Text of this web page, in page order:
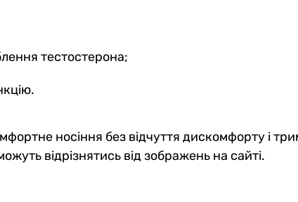
тестостерона;
носіння без відчуття дискомфорту і
відрізнятись від зображень на сайті.